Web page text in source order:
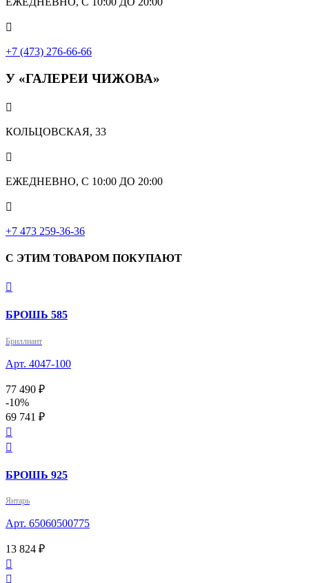

+7 (473) 276-66-66
У «ГАЛЕРЕИ ЧИЖОВА»

КОЛЬЦОВСКАЯ, 33

ЕЖЕДНЕВНО, С 10:00 ДО 20:00

‎+7 473 259-36-36
С ЭТИМ ТОВАРОМ ПОКУПАЮТ

БРОШЬ 585
Бриллиант
Арт. 4047-100
77 490 ₽
-10%
69 741 ₽


БРОШЬ 925
Янтарь
Арт. 65060500775
13 824 ₽

